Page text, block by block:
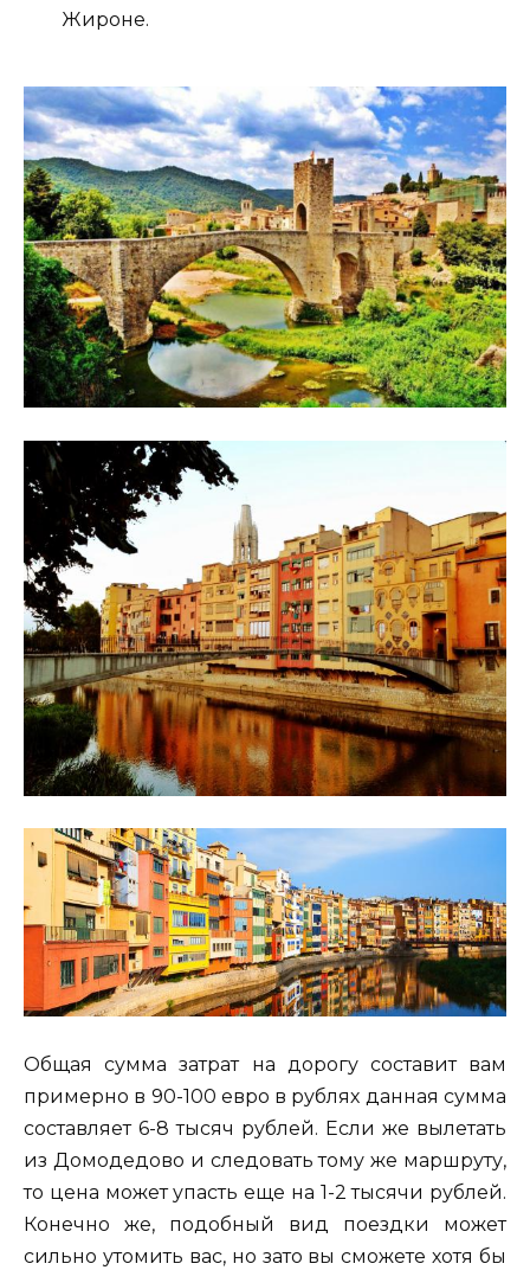
Жироне.
Общая сумма затрат на дорогу составит вам
примерно в 90-100 евро в рублях данная сумма
составляет 6-8 тысяч рублей. Если же вылетать
из Домодедово и следовать тому же маршруту,
то цена может упасть еще на 1-2 тысячи рублей.
Конечно же, подобный вид поездки может
сильно утомить вас, но зато вы сможете хотя бы